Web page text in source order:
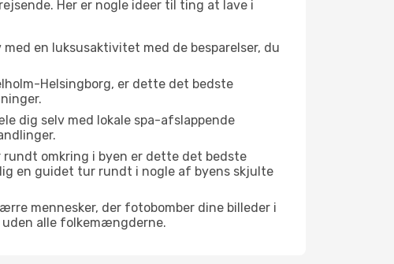
Her er nogle ideer til ting at lave i
en luksusaktivitet med de besparelser, du
Helsingborg, er dette det bedste
dig selv med lokale spa-afslappende
omkring i byen er dette det bedste
en guidet tur rundt i nogle af byens skjulte
mennesker, der fotobomber dine billeder i
alle folkemængderne.